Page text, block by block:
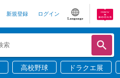
新規登録 ログイン
Language
高校野球 ドラクエ展